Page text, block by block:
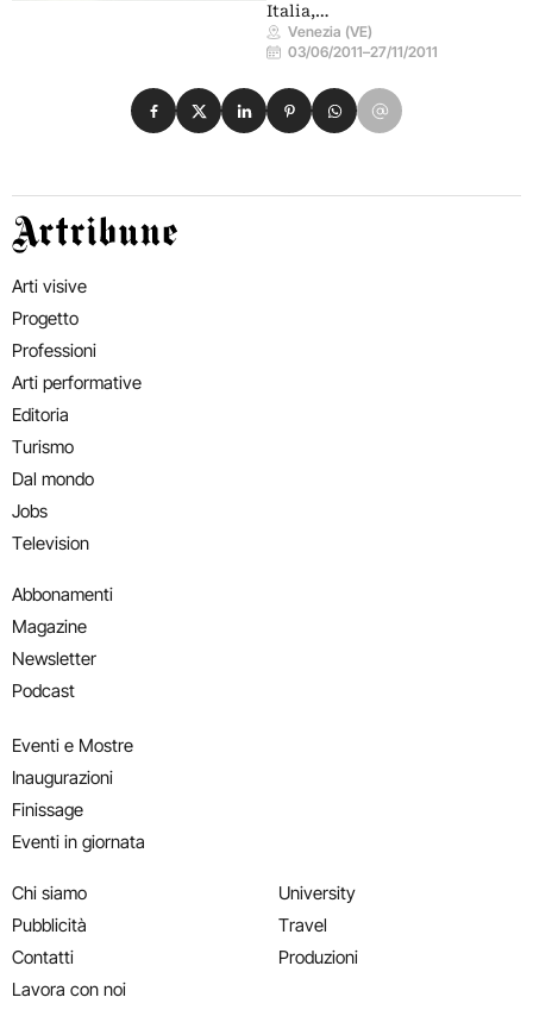
Italia,…
Venezia (VE)
03/06/2011–27/11/2011
Condividi su Facebook
Condividi su X
Condividi su LinkedIn
Condividi su Pinterest
Condividi su WhatsApp
Condividi su Email
Artribune
Arti visive
Progetto
Professioni
Arti performative
Editoria
Turismo
Dal mondo
Jobs
Television
Abbonamenti
Magazine
Newsletter
Podcast
Eventi e Mostre
Inaugurazioni
Finissage
Eventi in giornata
Chi siamo
Pubblicità
Contatti
Lavora con noi
University
Travel
Produzioni